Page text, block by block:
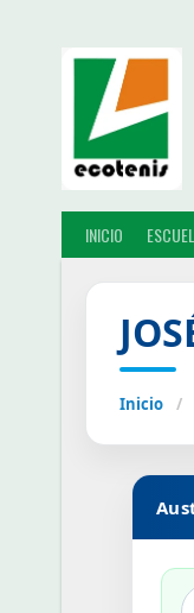
INICIO
Inicio /